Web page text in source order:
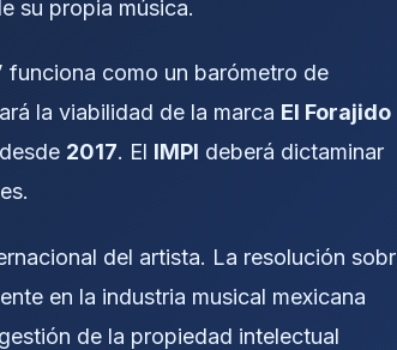
su propia música.
funciona como un barómetro de
la viabilidad de la marca El Forajido
2017. El IMPI deberá dictaminar
del artista. La resolución
en la industria musical mexicana
de la propiedad intelectual